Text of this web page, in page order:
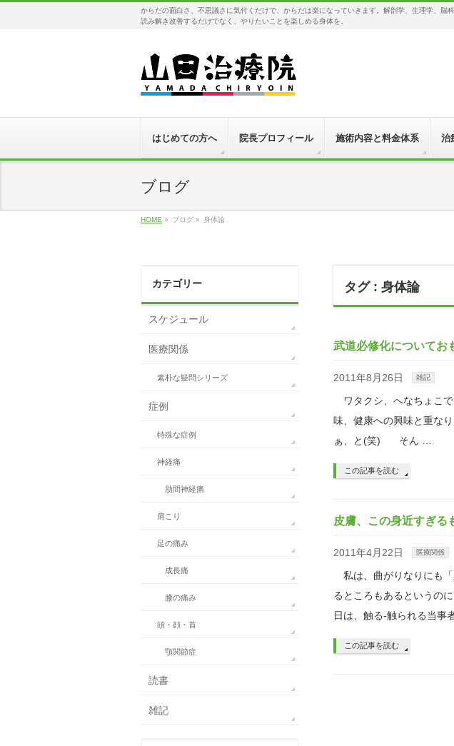
からだの面白さ、不思議さに気付くだけで、からだは楽になっていきます。解剖学、生理学、
読み解き改善するだけでなく、やりたいことを楽しめる身体を。
はじめての方へ 院長プロフィール 施術内容と料金体系 治
ブログ
HOME » ブログ » 身体論
タグ : 身体論
武道必修化についてお
2011年8月26日 雑記
ワタクシ、へなちょこ
味、健康への興味と重な
ぁ、と(笑) そん …
この記事を読む
皮膚、この身近すぎる
2011年4月22日 医療関係
私は、曲がりなりにも
るところもあるというの
日は、触る-触られる当事
この記事を読む
カテゴリー
スケジュール
医療関係
素朴な疑問シリーズ
症例
特殊な症例
神経痛
肋間神経痛
肩こり
足の痛み
成長痛
膝の痛み
頭・顔・首
顎関節症
読書
雑記